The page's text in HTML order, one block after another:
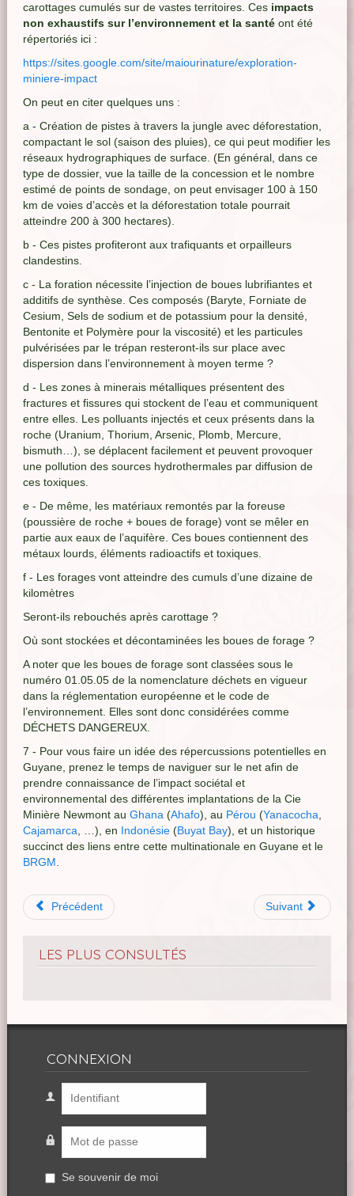
carottages cumulés sur de vastes territoires. Ces impacts
non exhaustifs sur l’environnement et la santéont été
répertoriés ici :
https://sites.google.com/site/maiourinature/exploration-
miniere-impact
On peut en citer quelques uns :
a - Création de pistes à travers la jungle avec déforestation,
compactant le sol (saison des pluies), ce qui peut modifier les
réseaux hydrographiques de surface. (En général, dans ce
type de dossier, vue la taille de la concession et le nombre
estimé de points de sondage, on peut envisager 100 à 150
km de voies d’accès et la déforestation totale pourrait
atteindre 200 à 300 hectares).
b - Ces pistes profiteront aux trafiquants et orpailleurs
clandestins.
c - La foration nécessite l’injection de boues lubrifiantes et
additifs de synthèse. Ces composés (Baryte, Forniate de
Cesium, Sels de sodium et de potassium pour la densité,
Bentonite et Polymère pour la viscosité) et les particules
pulvérisées par le trépan resteront-ils sur place avec
dispersion dans l’environnement à moyen terme ?
d - Les zones à minerais métalliques présentent des
fractures et fissures qui stockent de l’eau et communiquent
entre elles. Les polluants injectés et ceux présents dans la
roche (Uranium, Thorium, Arsenic, Plomb, Mercure,
bismuth…), se déplacent facilement et peuvent provoquer
une pollution des sources hydrothermales par diffusion de
ces toxiques.
e - De même, les matériaux remontés par la foreuse
(poussière de roche + boues de forage) vont se mêler en
partie aux eaux de l’aquifère. Ces boues contiennent des
métaux lourds, éléments radioactifs et toxiques.
f - Les forages vont atteindre des cumuls d’une dizaine de
kilomètres
Seront-ils rebouchés après carottage ?
Où sont stockées et décontaminées les boues de forage ?
A noter que les boues de forage sont classées sous le
numéro 01.05.05 de la nomenclature déchets en vigueur
dans la réglementation européenne et le code de
l’environnement. Elles sont donc considérées comme
DÉCHETS DANGEREUX.
7 - Pour vous faire un idée des répercussions potentielles en
Guyane, prenez le temps de naviguer sur le net afin de
prendre connaissance de l’impact sociétal et
environnemental des différentes implantations de la Cie
Minière Newmont au Ghana (Ahafo), au Pérou (Yanacocha
Cajamarca , …), en Indonésie(Buyat Bay), et un historique
succinct des liens entre cette multinationale en Guyane et le
BRGM
Précédent Suivant
LES PLUS CONSULTÉS
CONNEXION
Se souvenir de moi